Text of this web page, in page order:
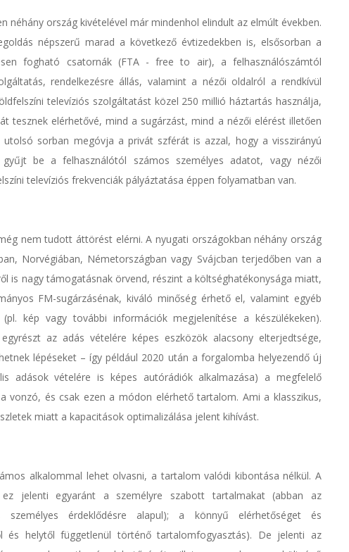
néhány ország kivételével már mindenhol elindult az elmúlt években.
népszerű marad a következő évtizedekben is, elsősorban a
fogható csatornák (FTA - free to air), a felhasználószámtól
rendelkezésre állás, valamint a nézői oldalról a rendkívül
televíziós szolgáltatást közel 250 millió háztartás használja,
tesznek elérhetővé, mind a sugárzást, mind a nézői elérést illetően
sorban megóvja a privát szférát is azzal, hogy a visszirányú
be a felhasználótól számos személyes adatot, vagy nézői
televíziós frekvenciák pályáztatása éppen folyamatban van.
nem tudott áttörést elérni. A nyugati országokban néhány ország
Norvégiában, Németországban vagy Svájcban terjedőben van a
is nagy támogatásnak örvend, részint a költséghatékonysága miatt,
FM-sugárzásénak, kiváló minőség érhető el, valamint egyéb
kép vagy további információk megjelenítése a készülékeken).
az adás vételére képes eszközök alacsony elterjedtsége,
lépéseket – így például 2020 után a forgalomba helyezendő új
adások vételére is képes autórádiók alkalmazása) a megfelelő
vonzó, és csak ezen a módon elérhető tartalom. Ami a klasszikus,
miatt a kapacitások optimalizálása jelent kihívást.
alkalommal lehet olvasni, a tartalom valódi kibontása nélkül. A
ez jelenti egyaránt a személyre szabott tartalmakat (abban az
személyes érdeklődésre alapul); a könnyű elérhetőséget és
és helytől függetlenül történő tartalomfogyasztás). De jelenti az